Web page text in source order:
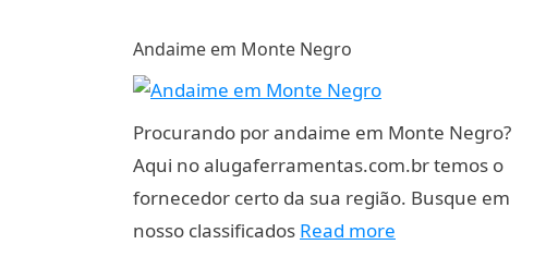
Andaime em Monte Negro
Procurando por andaime em Monte Negro?
Aqui no alugaferramentas.com.br temos o
fornecedor certo da sua região. Busque em
nosso classificados Read more